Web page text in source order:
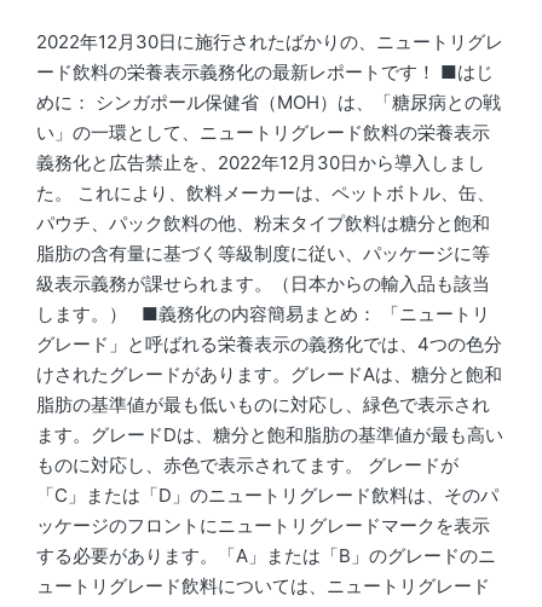
2022年12月30日に施行されたばかりの、ニュートリグレ
ード飲料の栄養表示義務化の最新レポートです！ ■はじ
めに： シンガポール保健省（MOH）は、「糖尿病との戦
い」の一環として、ニュートリグレード飲料の栄養表示
義務化と広告禁止を、2022年12月30日から導入しまし
た。 これにより、飲料メーカーは、ペットボトル、缶、
パウチ、パック飲料の他、粉末タイプ飲料は糖分と飽和
脂肪の含有量に基づく等級制度に従い、パッケージに等
級表示義務が課せられます。（日本からの輸入品も該当
します。） ■義務化の内容簡易まとめ： 「ニュートリ
グレード」と呼ばれる栄養表示の義務化では、4つの色分
けされたグレードがあります。グレードAは、糖分と飽和
脂肪の基準値が最も低いものに対応し、緑色で表示され
ます。グレードDは、糖分と飽和脂肪の基準値が最も高い
ものに対応し、赤色で表示されてます。 グレードが
「C」または「D」のニュートリグレード飲料は、そのパ
ッケージのフロントにニュートリグレードマークを表示
する必要があります。「A」または「B」のグレードのニ
ュートリグレード飲料については、ニュートリグレード